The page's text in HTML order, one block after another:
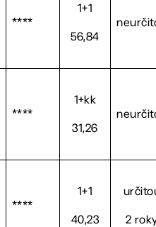
****
1+1
56,84
****
1+kk
31,26
****
1+1
40,23 2